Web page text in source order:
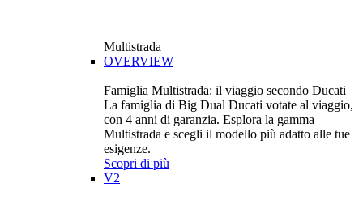
Multistrada
OVERVIEW
Famiglia Multistrada: il viaggio secondo Ducati
La famiglia di Big Dual Ducati votate al viaggio,
con 4 anni di garanzia. Esplora la gamma
Multistrada e scegli il modello più adatto alle tue
esigenze.
Scopri di più
V2